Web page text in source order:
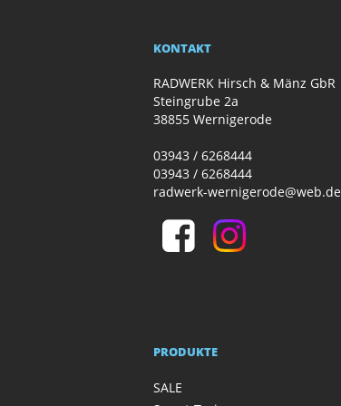
KONTAKT
RADWERK Hirsch & Mänz GbR
Steingrube 2a
38855 Wernigerode
03943 / 6268444
03943 / 6268444
radwerk-wernigerode@web.de
PRODUKTE
SALE